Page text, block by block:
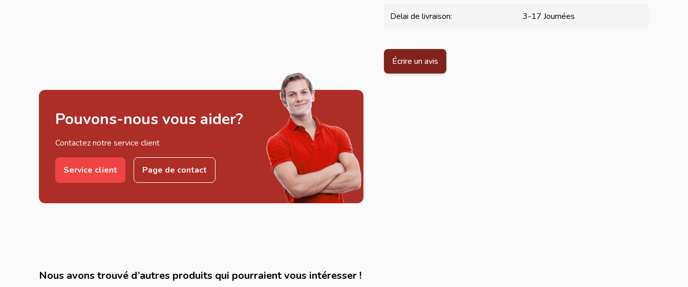
Delai de livraison: 3-17 Journées
Pouvons-nous vous aider?
Contactez notre service client
Service client Page de contact
Écrire un avis
Nous avons trouvé d’autres produits qui pourraient vous intéresser !